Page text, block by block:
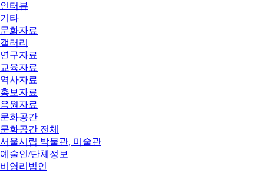
인터뷰
기타
문화자료
갤러리
연구자료
교육자료
역사자료
홍보자료
음원자료
문화공간
문화공간 전체
서울시립 박물관, 미술관
예술인/단체정보
비영리법인